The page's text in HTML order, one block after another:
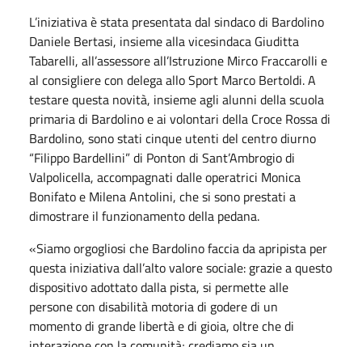
L’iniziativa è stata presentata dal sindaco di Bardolino
Daniele Bertasi, insieme alla vicesindaca Giuditta
Tabarelli, all’assessore all’Istruzione Mirco Fraccarolli e
al consigliere con delega allo Sport Marco Bertoldi. A
testare questa novità, insieme agli alunni della scuola
primaria di Bardolino e ai volontari della Croce Rossa di
Bardolino, sono stati cinque utenti del centro diurno
“Filippo Bardellini” di Ponton di Sant’Ambrogio di
Valpolicella, accompagnati dalle operatrici Monica
Bonifato e Milena Antolini, che si sono prestati a
dimostrare il funzionamento della pedana.
«Siamo orgogliosi che Bardolino faccia da apripista per
questa iniziativa dall’alto valore sociale: grazie a questo
dispositivo adottato dalla pista, si permette alle
persone con disabilità motoria di godere di un
momento di grande libertà e di gioia, oltre che di